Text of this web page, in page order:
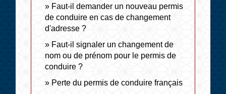
Faut-il demander un nouveau permis
de conduire en cas de changement
d'adresse ?
Faut-il signaler un changement de
nom ou de prénom pour le permis de
conduire ?
Perte du permis de conduire français